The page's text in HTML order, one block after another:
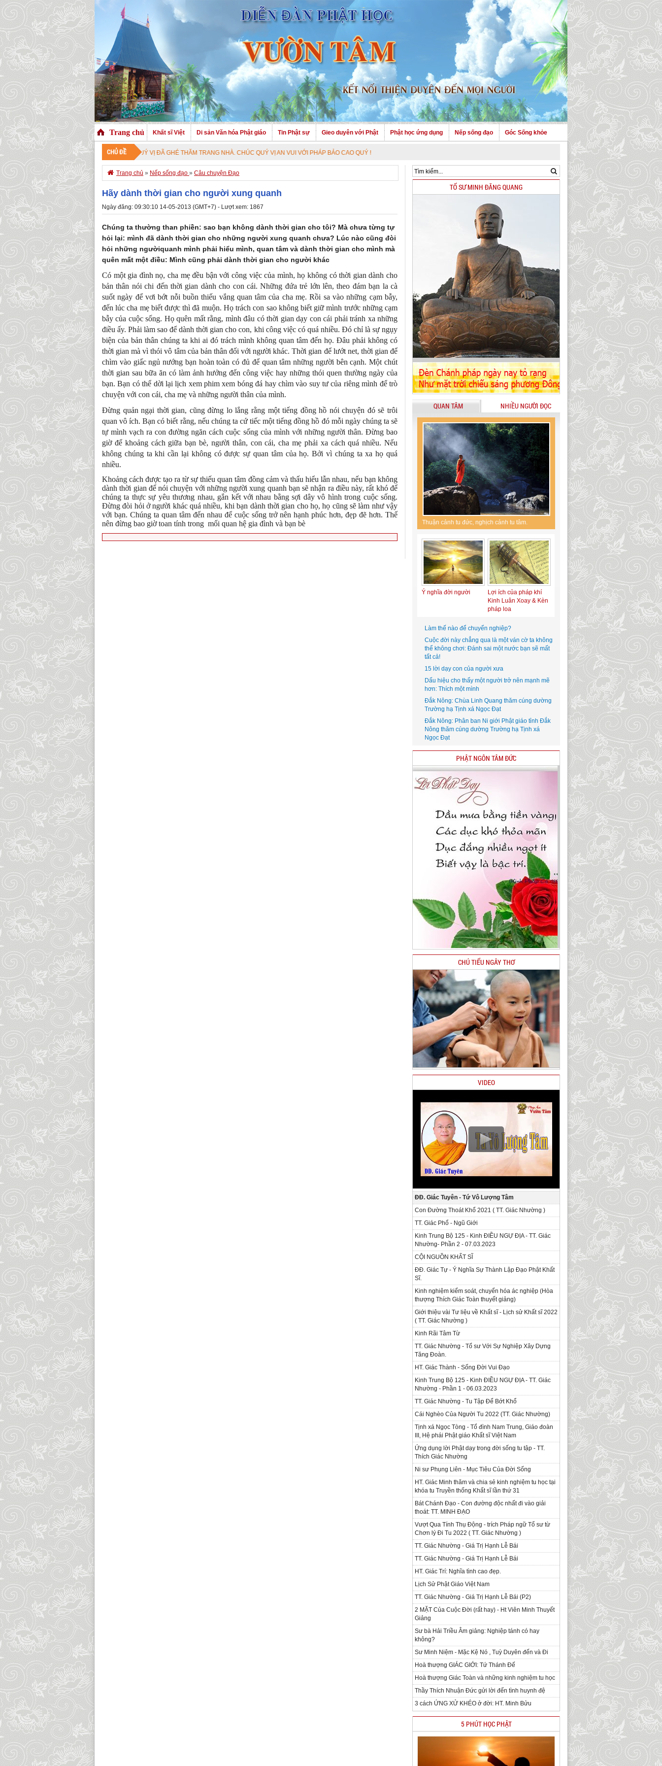
Trang chủ Khất sĩ Việt Di sản Văn hóa Phật giáo Tin Phật sự Gieo duyên với Phật Phật học ứng dụng Nếp sống đạo Góc Sống khỏe
CHỦ ĐỀ
CHÀO MỪNG QUÝ VỊ ĐÃ GHÉ THĂM TRANG NHÀ. CHÚC QUÝ VỊ AN VUI VỚI PHÁP BẢO CAO QUÝ !
 Trang chủ » Nếp sống đạo » Câu chuyện Đạo
Hãy dành thời gian cho người xung quanh
Ngày đăng: 09:30:10 14-05-2013 (GMT+7) - Lượt xem: 1867
Chúng ta thường than phiền: sao bạn không dành thời gian cho tôi? Mà chưa từng tự
hỏi lại: mình đã dành thời gian cho những người xung quanh chưa? Lúc nào cũng đòi
hỏi những ngườiquanh mình phải hiểu mình, quan tâm và dành thời gian cho mình mà
quên mất một điều: Mình cũng phải dành thời gian cho người khác
Có một gia đình nọ, cha mẹ đều bận với công việc của mình, họ không có thời gian dành cho
bản thân nói chi đến thời gian dành cho con cái. Những đứa trẻ lớn lên, theo đám bạn la cà
suốt ngày để vơi bớt nỗi buồn thiếu vắng quan tâm của cha mẹ. Rồi sa vào những cạm bẫy,
đến lúc cha mẹ biết được thì đã muộn. Họ trách con sao không biết giữ mình trước những cạm
bẫy của cuộc sống. Họ quên mất rằng, mình đâu có thời gian dạy con cái phải tránh xa những
điều ấy. Phải làm sao để dành thời gian cho con, khi công việc có quá nhiều. Đó chỉ là sự ngụy
biện của bản thân chúng ta khi ai đó trách mình không quan tâm đến họ. Đâu phải không có
thời gian mà vì thói vô tâm của bản thân đối với người khác. Thời gian để lướt net, thời gian để
chìm vào giấc ngủ nướng bạn hoàn toàn có đủ để quan tâm những người bên cạnh. Một chút
thời gian sau bữa ăn có làm ảnh hưởng đến công việc hay những thói quen thường ngày của
bạn. Bạn có thể dời lại lịch xem phim xem bóng đá hay chìm vào suy tư của riêng mình để trò
chuyện với con cái, cha mẹ và những người thân của mình.
Đừng quản ngại thời gian, cũng đừng lo lắng rằng một tiếng đồng hồ nói chuyện đó sẽ trôi
quan vô ích. Bạn có biết rằng, nếu chúng ta cứ tiếc một tiếng đồng hồ đó mỗi ngày chúng ta sẽ
tự mình vạch ra con đường ngăn cách cuộc sống của mình với những người thân. Đừng bao
giờ để khoảng cách giữa bạn bè, người thân, con cái, cha mẹ phải xa cách quá nhiều. Nếu
không chúng ta khi cần lại không có được sự quan tâm của họ. Bởi vì chúng ta xa họ quá
nhiều.
Khoảng cách được tạo ra từ sự thiếu quan tâm đồng cảm và thấu hiểu lẫn nhau, nếu bạn không
dành thời gian để nói chuyện với những người xung quanh bạn sẽ nhận ra điều này, rất khó để
chúng ta thực sự yêu thương nhau, gắn kết với nhau bằng sợi dây vô hình trong cuộc sống.
Đừng đòi hỏi ở người khác quá nhiều, khi bạn dành thời gian cho họ, họ cũng sẽ làm như vậy
với bạn. Chúng ta quan tâm đến nhau để cuộc sống trở nên hạnh phúc hơn, đẹp đẽ hơn. Thế
nên đừng bao giờ toan tính trong mối quan hệ gia đình và bạn bè
TỔ SƯ MINH ĐĂNG QUANG
QUAN TÂM NHIỀU NGƯỜI ĐỌC
Thuận cảnh tu đức, nghịch cảnh tu tâm.
Ý nghĩa đời người
Lợi ích của pháp khí
Kinh Luân Xoay & Kèn
pháp loa
Làm thế nào để chuyển nghiệp?
Cuộc đời này chẳng qua là một ván cờ ta không
thể không chơi: Đánh sai một nước bạn sẽ mất
tất cả!
15 lời dạy con của người xưa
Dấu hiệu cho thấy một người trở nên mạnh mẽ
hơn: Thích một mình
Đắk Nông: Chùa Linh Quang thăm cúng dường
Trường hạ Tịnh xá Ngọc Đạt
Đắk Nông: Phân ban Ni giới Phật giáo tỉnh Đắk
Nông thăm cúng dường Trường hạ Tịnh xá
Ngọc Đạt
PHẬT NGÔN TÂM ĐỨC
CHÚ TIỂU NGÂY THƠ
VIDEO
ĐĐ. Giác Tuyên - Tứ Vô Lượng Tâm
Con Đường Thoát Khổ 2021 ( TT. Giác Nhường )
TT. Giác Phổ - Ngũ Giới
Kinh Trung Bộ 125 - Kinh ÐIỀU NGỰ ĐỊA - TT. Giác
Nhường- Phần 2 - 07.03.2023
CỘI NGUỒN KHẤT SĨ
ĐĐ. Giác Tự - Ý Nghĩa Sự Thành Lập Đạo Phật Khất
Sĩ.
Kinh nghiệm kiểm soát, chuyển hóa ác nghiệp (Hòa
thượng Thích Giác Toàn thuyết giảng)
Giới thiệu vài Tư liệu về Khất sĩ - Lịch sử Khất sĩ 2022
( TT. Giác Nhường )
Kinh Rãi Tâm Từ
TT. Giác Nhường - Tổ sư Với Sự Nghiệp Xây Dựng
Tăng Đoàn.
HT. Giác Thành - Sống Đời Vui Đạo
Kinh Trung Bộ 125 - Kinh ÐIỀU NGỰ ĐỊA - TT. Giác
Nhường - Phần 1 - 06.03.2023
TT. Giác Nhường - Tu Tập Để Bớt Khổ
Cái Nghèo Của Người Tu 2022 (TT. Giác Nhường)
Tịnh xá Ngọc Tòng - Tổ đình Nam Trung, Giáo đoàn
III, Hệ phái Phật giáo Khất sĩ Việt Nam
Ứng dụng lời Phật dạy trong đời sống tu tập - TT.
Thích Giác Nhường
Ni sư Phụng Liên - Mục Tiêu Của Đời Sống
HT. Giác Minh thăm và chia sẻ kinh nghiệm tu học tại
khóa tu Truyền thống Khất sĩ lần thứ 31
Bát Chánh Đạo - Con đường độc nhất đi vào giải
thoát: TT. MINH ĐẠO
Vượt Qua Tính Thụ Động - trích Pháp ngữ Tổ sư từ
Chơn lý Đi Tu 2022 ( TT. Giác Nhường )
TT. Giác Nhường - Giá Trị Hạnh Lễ Bái
TT. Giác Nhường - Giá Trị Hạnh Lễ Bái
HT. Giác Trí: Nghĩa tình cao đẹp.
Lịch Sử Phật Giáo Việt Nam
TT. Giác Nhường - Giá Trị Hạnh Lễ Bái (P2)
2 MẶT Của Cuộc Đời (rất hay) - Ht Viên Minh Thuyết
Giảng
Sư bà Hải Triều Âm giảng: Nghiệp tánh có hay
không?
Sư Minh Niệm - Mặc Kệ Nó , Tuỳ Duyên đến và Đi
Hoà thượng GIÁC GIỚI: Tứ Thánh Đế
Hoà thượng Giác Toàn và những kinh nghiệm tu học
Thầy Thích Nhuận Đức gửi lời đến tình huynh đệ
3 cách ỨNG XỬ KHÉO ở đời: HT. Minh Bửu
5 PHÚT HỌC PHẬT